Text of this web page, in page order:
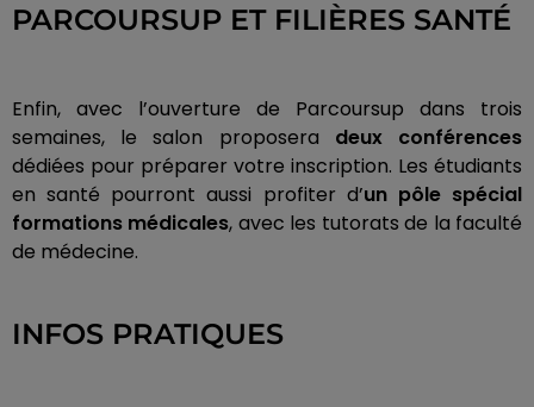
PARCOURSUP ET FILIÈRES SANTÉ
Enfin, avec l’ouverture de Parcoursup dans trois
semaines, le salon proposera deux conférences
dédiées pour préparer votre inscription. Les étudiants
en santé pourront aussi profiter d’un pôle spécial
formations médicales, avec les tutorats de la faculté
de médecine.
INFOS PRATIQUES